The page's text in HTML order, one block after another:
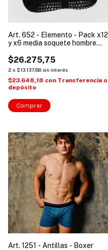
Art. 652 - Elemento - Pack x12
y x6 media soquete hombre
$26.275,75
2 x $13.137,88 sin interés
$23.648,18 con Transferencia o
depósito
Comprar
Art. 1251 - Antillas - Boxer